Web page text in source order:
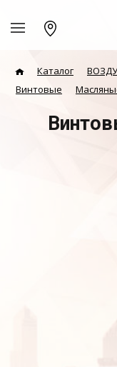
Каталог
Винтовые